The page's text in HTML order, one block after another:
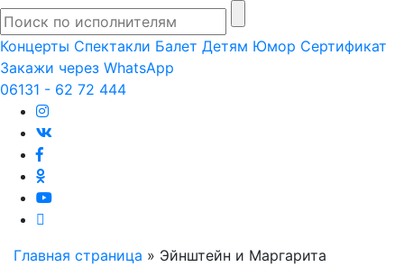
Концерты Спектакли Балет Детям Юмор Сертификат
Закажи через WhatsApp
06131 - 62 72 444
Главная страница » Эйнштейн и Маргарита